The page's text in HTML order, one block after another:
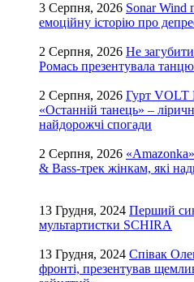
3 Серпня, 2026 Sonar Wind
емоційну історію про
2 Серпня, 2026 Не
Ромась презентувала
2 Серпня, 2026 Гурт VOLT
«Останній танець» –
найдорожчі спогади
2 Серпня, 2026
& Bass-трек жінкам, які
13 Грудня, 2024 Перший
мультартистки SCHIRA
13 Грудня, 2024 Співак
фронті, презентував